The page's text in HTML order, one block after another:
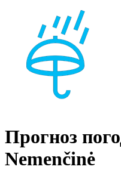
Прогноз
Nemenčinė